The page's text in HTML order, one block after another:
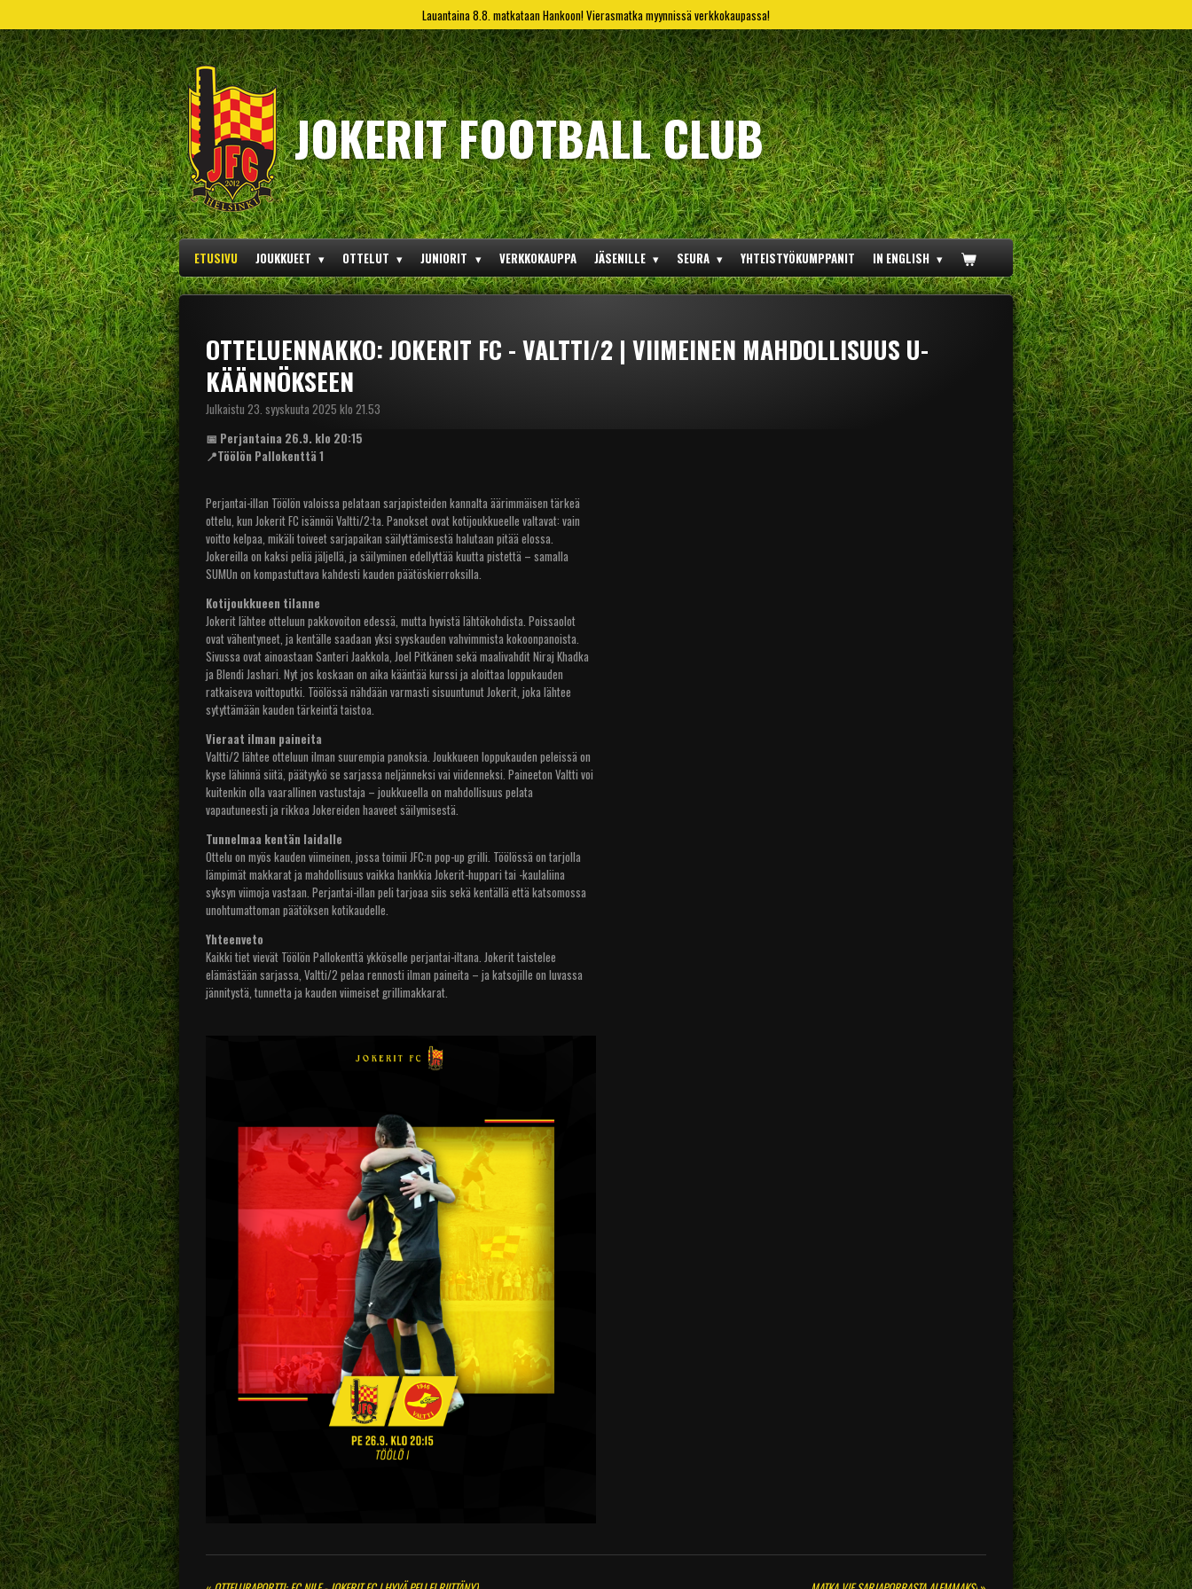
pääsisältöön
Lauantaina 8.8. matkataan Hankoon! Vierasmatka myynnissä verkkokaupassa!
JOKERIT FOOTBALL CLUB
ETUSIVU JOUKKUEET OTTELUT JUNIORIT VERKKOKAUPPA JÄSENILLE SEURA YHTEISTYÖKUMPPANIT IN ENGLISH
OTTELUENNAKKO: JOKERIT FC - VALTTI/2 | VIIMEINEN MAHDOLLISUUS U-
KÄÄNNÖKSEEN
Julkaistu 23. syyskuuta 2025 klo 21.53
📅 Perjantaina 26.9. klo 20:15
📍Töölön Pallokenttä 1
Perjantai-illan Töölön valoissa pelataan sarjapisteiden kannalta äärimmäisen tärkeä
ottelu, kun Jokerit FC isännöi Valtti/2:ta. Panokset ovat kotijoukkueelle valtavat: vain
voitto kelpaa, mikäli toiveet sarjapaikan säilyttämisestä halutaan pitää elossa.
Jokereilla on kaksi peliä jäljellä, ja säilyminen edellyttää kuutta pistettä – samalla
SUMUn on kompastuttava kahdesti kauden päätöskierroksilla.
Kotijoukkueen tilanne
Jokerit lähtee otteluun pakkovoiton edessä, mutta hyvistä lähtökohdista. Poissaolot
ovat vähentyneet, ja kentälle saadaan yksi syyskauden vahvimmista kokoonpanoista.
Sivussa ovat ainoastaan Santeri Jaakkola, Joel Pitkänen sekä maalivahdit Niraj Khadka
ja Blendi Jashari. Nyt jos koskaan on aika kääntää kurssi ja aloittaa loppukauden
ratkaiseva voittoputki. Töölössä nähdään varmasti sisuuntunut Jokerit, joka lähtee
sytyttämään kauden tärkeintä taistoa.
Vieraat ilman paineita
Valtti/2 lähtee otteluun ilman suurempia panoksia. Joukkueen loppukauden peleissä on
kyse lähinnä siitä, päätyykö se sarjassa neljänneksi vai viidenneksi. Paineeton Valtti voi
kuitenkin olla vaarallinen vastustaja – joukkueella on mahdollisuus pelata
vapautuneesti ja rikkoa Jokereiden haaveet säilymisestä.
Tunnelmaa kentän laidalle
Ottelu on myös kauden viimeinen, jossa toimii JFC:n pop-up grilli. Töölössä on tarjolla
lämpimät makkarat ja mahdollisuus vaikka hankkia Jokerit-huppari tai -kaulaliina
syksyn viimoja vastaan. Perjantai-illan peli tarjoaa siis sekä kentällä että katsomossa
unohtumattoman päätöksen kotikaudelle.
Yhteenveto
Kaikki tiet vievät Töölön Pallokenttä ykköselle perjantai-iltana. Jokerit taistelee
elämästään sarjassa, Valtti/2 pelaa rennosti ilman paineita – ja katsojille on luvassa
jännitystä, tunnetta ja kauden viimeiset grillimakkarat.